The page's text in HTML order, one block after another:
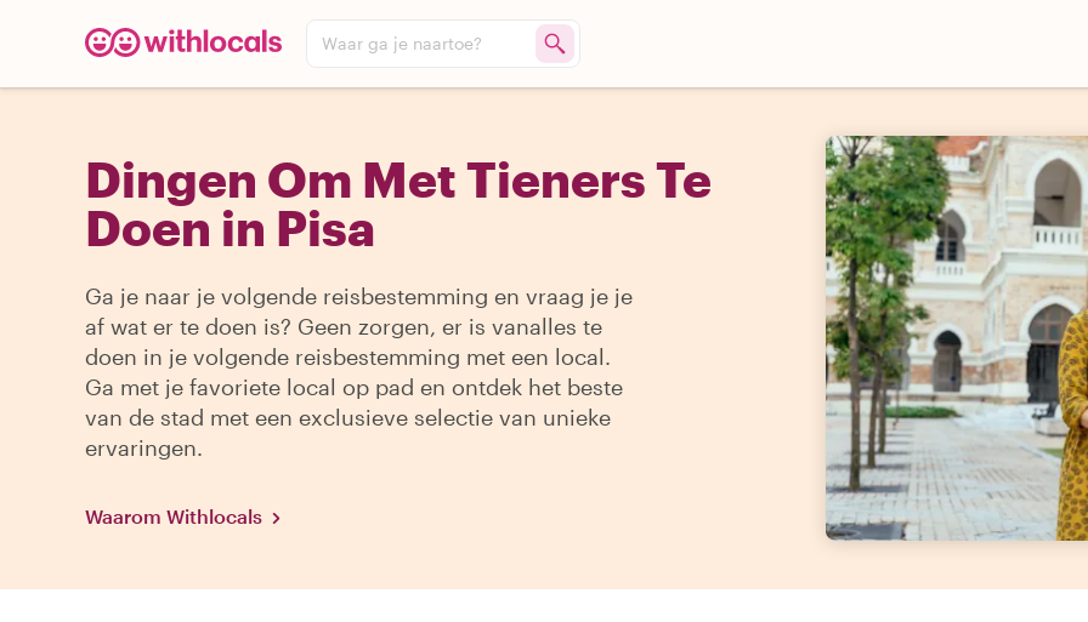
Waar ga je naartoe?
Dingen Om Met Tieners Te
Doen in Pisa
Ga je naar je volgende reisbestemming en vraag je je
af wat er te doen is? Geen zorgen, er is vanalles te
doen in je volgende reisbestemming met een local.
Ga met je favoriete local op pad en ontdek het beste
van de stad met een exclusieve selectie van unieke
ervaringen.
Waarom Withlocals